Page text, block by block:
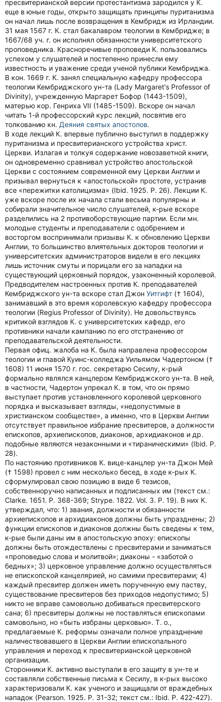
пресвитерианской версии протестантизма зародился у К.
еще в юные годы, открыто защищать принципы пуританизма
он начал лишь после возвращения в Кембридж из Ирландии.
31 мая 1567 г. К. стал бакалавром теологии в Кембридже; в
1667/68 уч. г. он исполнял обязанности университетского
проповедника. Красноречивые проповеди К. пользовались
успехом у слушателей и постепенно принесли ему
известность и уважение среди ученой публики Кембриджа.
В кон. 1669 г. К. занял специальную кафедру профессора
теологии Кембриджского ун-та (Lady Margaret's Professor of
Divinity), учрежденную Маргарет Бофор (1443-1509),
матерью кор. Генриха VII (1485-1509). Вскоре он начал
читать 1-й профессорский курс лекций, посвятив его
толкованию кн. Деяния святых апостолов.
В ходе лекций К. впервые публично выступил в поддержку
пуританизма и пресвитерианского устройства христ.
Церкви. Излагая и толкуя содержание новозаветной книги,
он одновременно сравнивал устройство апостольской
Церкви с состоянием современной ему Церкви Англии и
призывал вернуться к «апостольской» простоте, устранив
все «пережитки католицизма» (Ibid. 1925. P. 26). Лекции К.
уже вскоре после их начала стали весьма популярны и
собирали значительное число слушателей, к-рые вскоре
разделились на 2 противоборствующие партии. Если мн.
молодые студенты и преподаватели с одобрением и
восторгом воспринимали призывы К. к обновлению Церкви
Англии, то большинство влиятельных докторов теологии и
университетских администраторов видели в его лекциях
лишь источник смуты и порицали его за нападки на
существующий церковный порядок, узаконенный королевой.
Предводителем настроенных против К. преподавателей
Кембриджского ун-та вскоре стал Джон Уитгифт († 1604),
занимавший в это время королевскую кафедру профессора
теологии (Regius Professor of Divinity). Не довольствуясь
критикой взглядов К. с университетских кафедр, его
противники начали кампанию по его отстранению от
преподавательской деятельности.
Первая офиц. жалоба на К. была направлена профессором
теологии и главой Куинс-колледжа Уильямом Чадертоном (†
1608) 11 июня 1570 г. гос. секретарю Сесилу, к-рый
формально являлся канцлером Кембриджского ун-та. В ней,
в частности, Чадертон упрекал К. в том, что он прямо
выступает против установленного королевой церковного
порядка и высказывает взгляды, «недопустимые в
христианском сообществе», а именно, что в Церкви Англии
отсутствует правильное избрание пресвитеров, а должности
епископов, архиепископов, диаконов, архидиаконов и др.
подобные являются незаконными и «тираническими» (Ibid. P.
28).
По настоянию противников К. вице-канцлер ун-та Джон Мей
(† 1598) провел с ним несколько бесед, в ходе к-рых К.
сформулировал свою позицию в виде 6 тезисов,
собственноручно написанных и подписанных им (текст см.:
Clarke. 1651. P. 368-369; Strype. 1822. Vol. 3. P. 19). В них К.
утверждал, что: 1) звания, должности и обязанности
архиепископов и архидиаконов должны быть упразднены; 2)
функции епископов и диаконов должны быть сведены к тем,
к-рые были даны им в апостольскую эпоху: епископы
должны быть отождествлены с пресвитерами и заниматься
«проповедью слова и молитвой»; диаконы - «заботой о
бедных»; 3) церковное управление должно осуществляться
не епископской канцелярией, но самими пресвитерами; 4)
каждый пресвитер должен иметь порученную ему паству,
существование пресвитеров без приходов недопустимо; 5)
никто не вправе самовольно добиваться пресвитерского
сана; 6) пресвитеры должны не поставляться епископами
самовольно, но «быть избраны церковью». Т. о.,
предлагаемые К. реформы означали полное упразднение
наличествовавшего в Церкви Англии епископального
управления и переход к пресвитерианской церковной
организации.
Сторонники К. активно выступали в его защиту в ун-те и
составляли собственные письма к Сесилу, в к-рых высоко
характеризовали К. как ученого и защищали от враждебных
нападок (Pearson. 1925. P. 31-32; текст см.: Ibid. P. 422-427).